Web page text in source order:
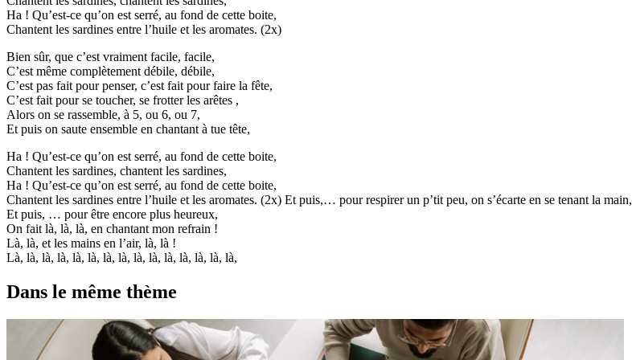
Ha ! Qu’est-ce qu’on est serré, au fond de cette boite,
Chantent les sardines entre l’huile et les aromates. (2x)
Bien sûr, que c’est vraiment facile, facile,
C’est même complètement débile, débile,
C’est pas fait pour penser, c’est fait pour faire la fête,
C’est fait pour se toucher, se frotter les arêtes ,
Alors on se rassemble, à 5, ou 6, ou 7,
Et puis on saute ensemble en chantant à tue tête,
Ha ! Qu’est-ce qu’on est serré, au fond de cette boite,
Chantent les sardines, chantent les sardines,
Ha ! Qu’est-ce qu’on est serré, au fond de cette boite,
Chantent les sardines entre l’huile et les aromates. (2x) Et puis,… pour respirer un p’tit peu, on s’écarte en se tenant la main,
Et puis, … pour être encore plus heureux,
On fait là, là, là, en chantant mon refrain !
Là, là, et les mains en l’air, là, là !
Là, là, là, là, là, là, là, là, là, là, là, là, là, là, là,
Dans le même thème